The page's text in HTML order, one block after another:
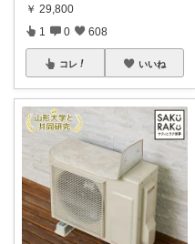
￥ 29,800
1 0 608
コレ いいね